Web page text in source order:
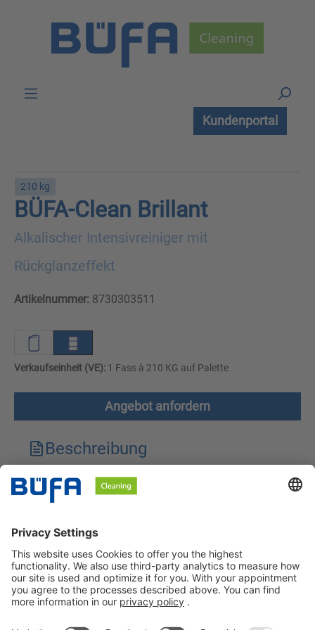
Kundenportal
210 kg
BÜFA-Clean Brillant
Alkalischer Intensivreiniger mit
Rückglanzeffekt
Artikelnummer: 8730303511
Verkaufseinheit (VE): 1 Fass à 210 KG auf Palette
Angebot anfordern
Beschreibung
Technische Merkmale
Sicherheitshinweise